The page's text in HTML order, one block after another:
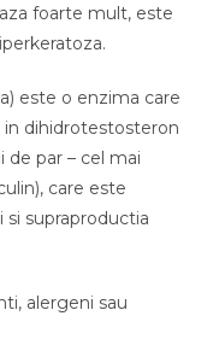
foarte mult, este
este o enzima care
dihidrotestosteron
de par – cel mai
care este
supraproductia
alergeni sau